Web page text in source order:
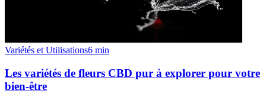
Variétés et Utilisations6 min
Les variétés de fleurs CBD pur à explorer pour votre
bien-être